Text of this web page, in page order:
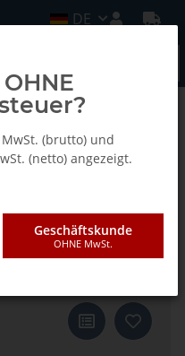
DE
Sägeblatt
Standard-
Starlock 3
(brutto) und
(netto) angezeigt.
Geschäftskunde
OHNE MwSt.